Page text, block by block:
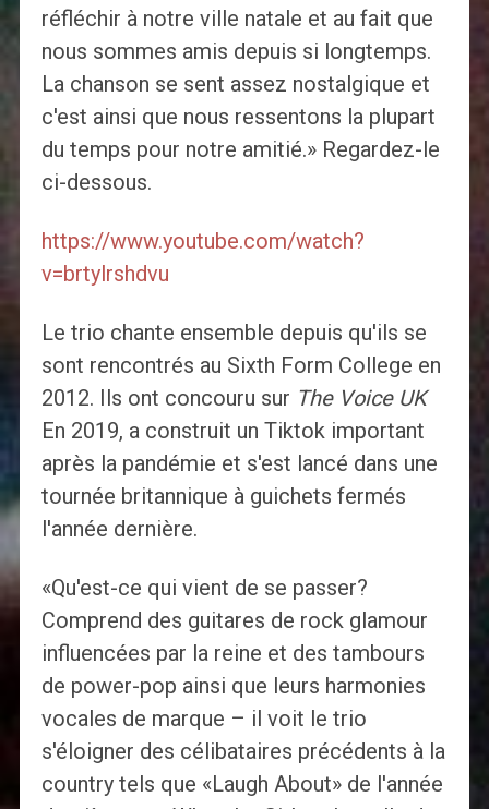
réfléchir à notre ville natale et au fait que
nous sommes amis depuis si longtemps.
La chanson se sent assez nostalgique et
c'est ainsi que nous ressentons la plupart
du temps pour notre amitié.» Regardez-le
ci-dessous.
https://www.youtube.com/watch?
v=brtylrshdvu
Le trio chante ensemble depuis qu'ils se
sont rencontrés au Sixth Form College en
2012. Ils ont concouru sur The Voice UK
En 2019, a construit un Tiktok important
après la pandémie et s'est lancé dans une
tournée britannique à guichets fermés
l'année dernière.
«Qu'est-ce qui vient de se passer?
Comprend des guitares de rock glamour
influencées par la reine et des tambours
de power-pop ainsi que leurs harmonies
vocales de marque – il voit le trio
s'éloigner des célibataires précédents à la
country tels que «Laugh About» de l'année